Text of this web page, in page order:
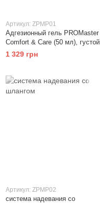
Артикул: ZPMP01
Адгезионный гель PROMaster
Comfort & Care (50 мл), густой
1 329 грн
Артикул: ZPMP02
система надевания со